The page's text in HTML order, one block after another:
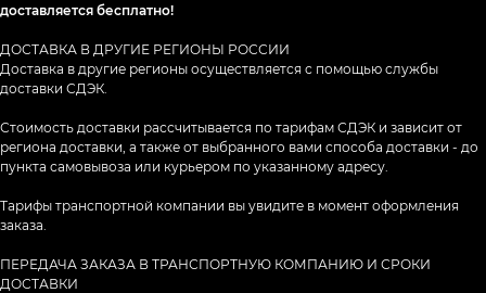
доставляется бесплатно!
ДОСТАВКА В ДРУГИЕ РЕГИОНЫ РОССИИ
Доставка в другие регионы осуществляется с помощью службы
доставки СДЭК.
Стоимость доставки рассчитывается по тарифам СДЭК и зависит от
региона доставки, а также от выбранного вами способа доставки - до
пункта самовывоза или курьером по указанному адресу.
Тарифы транспортной компании вы увидите в момент оформления
заказа.
ПЕРЕДАЧА ЗАКАЗА В ТРАНСПОРТНУЮ КОМПАНИЮ И СРОКИ
ДОСТАВКИ
Полезное
Платки
Шарфы
Твилли
Сумки